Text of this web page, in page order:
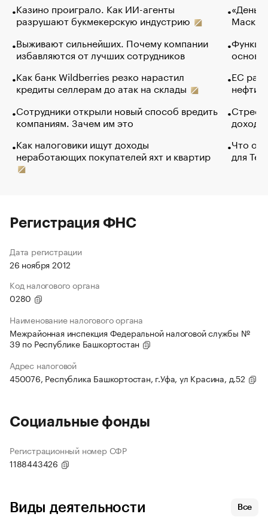
Казино проиграло. Как ИИ-агенты
разрушают букмекерскую индустрию
Выживают сильнейших. Почему компании
избавляются от лучших сотрудников
Как банк Wildberries резко нарастил
кредиты селлерам до атак на склады
Сотрудники открыли новый способ вредить
компаниям. Зачем им это
Как налоговики ищут доходы
неработающих покупателей яхт и квартир
Маск в
основ
ЕС
нефти
Что
для
Регистрация ФНС
Дата регистрации
26 ноября 2012
Код налогового органа
0280
Наименование налогового органа
Межрайонная инспекция Федеральной налоговой службы №
39 по Республике Башкортостан
Адрес налоговой
450076, Республика Башкортостан, г.Уфа, ул Красина, д.52
Социальные фонды
Регистрационный номер СФР
1188443426
Виды деятельности Все